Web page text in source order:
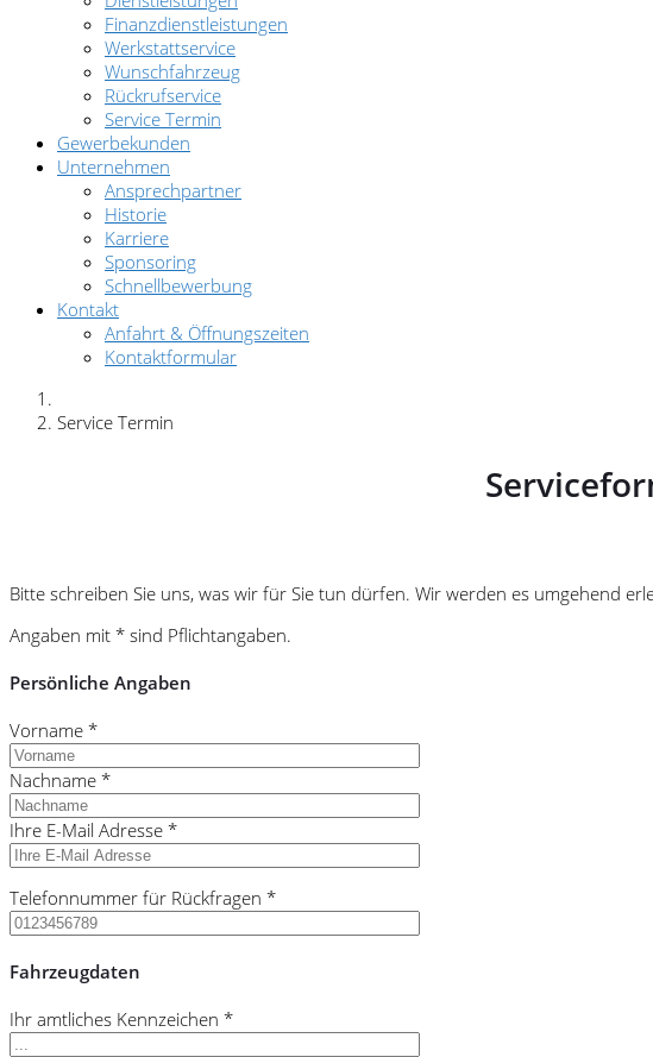
Finanzdienstleistungen
Werkstattservice
Wunschfahrzeug
Rückrufservice
Service Termin
Gewerbekunden
Unternehmen
Ansprechpartner
Historie
Karriere
Sponsoring
Schnellbewerbung
Kontakt
Anfahrt & Öffnungszeiten
Kontaktformular
Service Termin
Bitte schreiben Sie uns, was wir für Sie tun dürfen. Wir werden es umgehend
Angaben mit * sind Pflichtangaben.
Persönliche Angaben
Vorname *
Nachname *
Ihre E-Mail Adresse *
Telefonnummer für Rückfragen *
Fahrzeugdaten
Ihr amtliches Kennzeichen *